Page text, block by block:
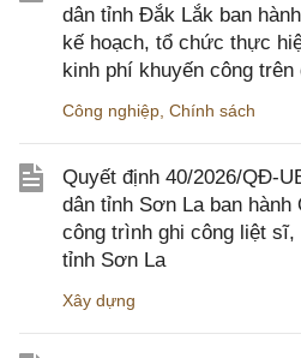
dân tỉnh Đắk Lắk ban
kế hoạch, tổ chức thực
kinh phí khuyến công
Công nghiệp Chính sách
Quyết định 40/2026/QĐ-
dân tỉnh Sơn La ban hành
công trình ghi công liệt
tỉnh Sơn La
Xây dựng